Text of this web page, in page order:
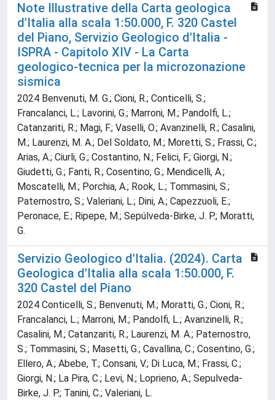
Note Illustrative della Carta geologica
d'Italia alla scala 1:50.000, F. 320 Castel
del Piano, Servizio Geologico d'Italia -
ISPRA - Capitolo XIV - La Carta
geologico-tecnica per la microzonazione
sismica
2024 Benvenuti, M. G.; Cioni, R.; Conticelli, S.;
Francalanci, L.; Lavorini, G.; Marroni, M.; Pandolfi, L.;
Catanzariti, R.; Magi, F.; Vaselli, O.; Avanzinelli, R.; Casalini,
M.; Laurenzi, M. A.; Del Soldato, M.; Moretti, S.; Frassi, C.;
Arias, A.; Ciurli, G.; Costantino, N.; Felici, F.; Giorgi, N.;
Giudetti, G.; Fanti, R.; Cosentino, G.; Mendicelli, A.;
Moscatelli, M.; Porchia, A.; Rook, L.; Tommasini, S.;
Paternostro, S.; Valeriani, L.; Dini, A.; Capezzuoli, E.;
Peronace, E.; Ripepe, M.; Sepúlveda-Birke, J. P.; Moratti,
G.
Servizio Geologico d'Italia. (2024). Carta
Geologica d'Italia alla scala 1:50.000, F.
320 Castel del Piano
2024 Conticelli, S.; Benvenuti, M.; Moratti, G.; Cioni, R.;
Francalanci, L.; Marroni, M.; Pandolfi, L.; Avanzinelli, R.;
Casalini, M.; Catanzariti, R.; Laurenzi, M. A.; Paternostro,
S.; Tommasini, S.; Masetti, G.; Cavallina, C.; Cosentino, G.;
Ellero, A.; Abebe, T.; Consani, V.; Di Luca, M.; Frassi, C.;
Giorgi, N.; La Pira, C.; Levi, N.; Loprieno, A.; Sepulveda-
Birke, J. P.; Tanini, C.; Valeriani, L.